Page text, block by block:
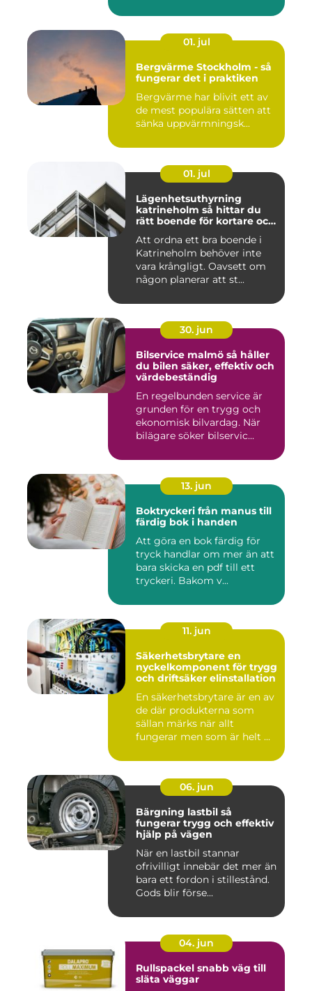
01. jul
Bergvärme Stockholm - så
fungerar det i praktiken
Bergvärme har blivit ett av
de mest populära sätten att
sänka uppvärmningsk...
01. jul
Lägenhetsuthyrning
katrineholm så hittar du
rätt boende för kortare och
Att ordna ett bra boende i
Katrineholm behöver inte
vara krångligt. Oavsett om
någon planerar att st...
30. jun
Bilservice malmö så håller
du bilen säker, effektiv och
värdebeständig
En regelbunden service är
grunden för en trygg och
ekonomisk bilvardag. När
bilägare söker bilservic...
13. jun
Boktryckeri från manus till
färdig bok i handen
Att göra en bok färdig för
tryck handlar om mer än att
bara skicka en pdf till ett
tryckeri. Bakom v...
11. jun
Säkerhetsbrytare en
nyckelkomponent för trygg
och driftsäker elinstallation
En säkerhetsbrytare är en av
de där produkterna som
sällan märks när allt
fungerar men som är helt ...
06. jun
Bärgning lastbil så
fungerar trygg och effektiv
hjälp på vägen
När en lastbil stannar
ofrivilligt innebär det mer än
bara ett fordon i stillestånd.
Gods blir förse...
04. jun
Rullspackel snabb väg till
släta väggar